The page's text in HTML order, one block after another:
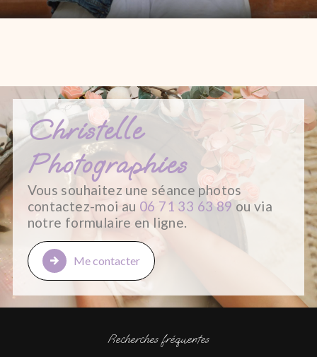
Christelle
Photographies
Vous souhaitez une séance photos
contactez-moi au 06 71 33 63 89 ou via
notre formulaire en ligne.
Me contacter
Recherches fréquentes